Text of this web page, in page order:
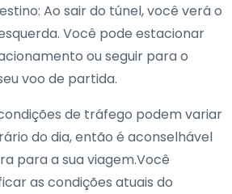
Ao sair do túnel, você verá o
Você pode estacionar
ou seguir para o
voo de partida.
de tráfego podem variar
do dia, então é aconselhável
para a sua viagem.Você
as condições atuais do